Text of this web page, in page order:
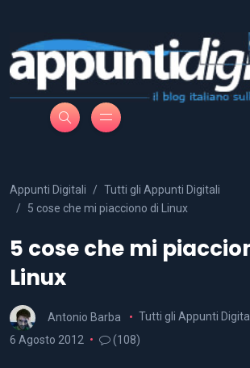
Appunti Digitali
Tutti gli Appunti Digitali
5 cose che mi piacciono di Linux
5 cose che mi
Linux
Antonio Barba
Tutti gli Appunti
6 Agosto 2012
(108)